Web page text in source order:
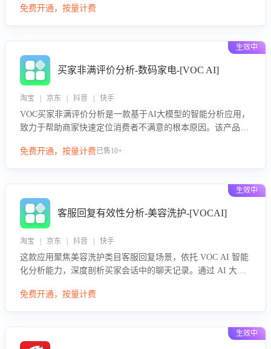
绪、归因争议根源，并客观评估客服应对合理性与成效。系统
免费开通，按量计费
生效中
买家非满评价分析-数码家电-[VOC AI]
淘宝 | 京东 | 抖音 | 快手
VOC买家非满评价分析是一款基于AI大模型的智能分析应用，
致力于帮助商家快速定位消费者不满意的根本原因。该产品可
或其它部门原因，明确责任归属，提供可落地的改进建议与策
免费开通，按量计费已售10+
生效中
客服回复有效性分析-美容洗护-[VOCAI]
淘宝 | 京东 | 抖音 | 快手
这款应用聚焦美容洗护类目客服回复场景，依托 VOC AI 智能
化分析能力，深度剖析买家会话中的聊天记录。通过 AI 大模
效性与完整性，输出针对性改进策略，助力商家快速优化快捷
免费开通，按量计费
生效中